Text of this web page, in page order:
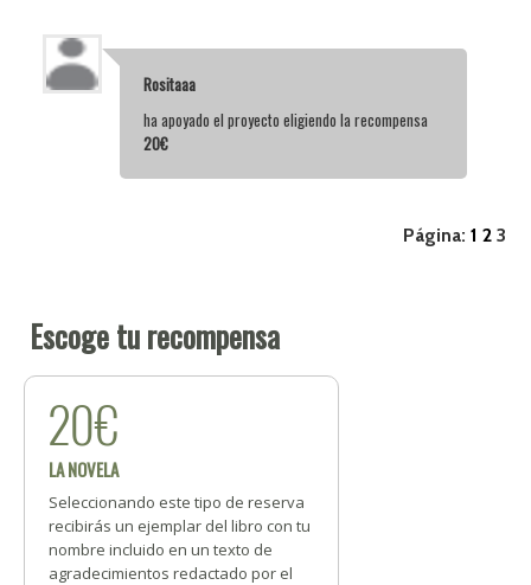
Rositaaa
ha apoyado el proyecto eligiendo la recompensa
20€
Página: 1 2 3
Escoge tu recompensa
20€
LA NOVELA
Seleccionando este tipo de reserva
recibirás un ejemplar del libro con tu
nombre incluido en un texto de
agradecimientos redactado por el